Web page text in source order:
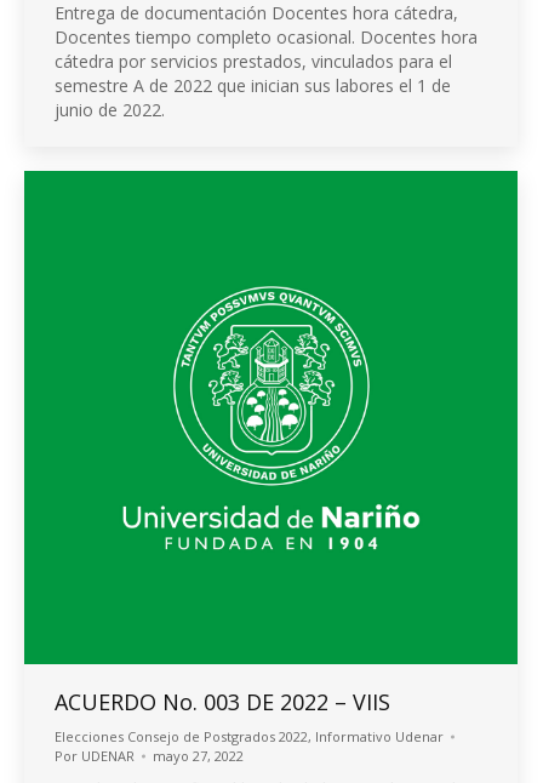
Entrega de documentación Docentes hora cátedra,
Docentes tiempo completo ocasional. Docentes hora
cátedra por servicios prestados, vinculados para el
semestre A de 2022 que inician sus labores el 1 de
junio de 2022.
ACUERDO No. 003 DE 2022 – VIIS
Elecciones Consejo de Postgrados 2022, Informativo Udenar
Por UDENAR mayo 27, 2022